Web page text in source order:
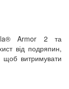
Armor 2 та
від подряпин,
витримувати